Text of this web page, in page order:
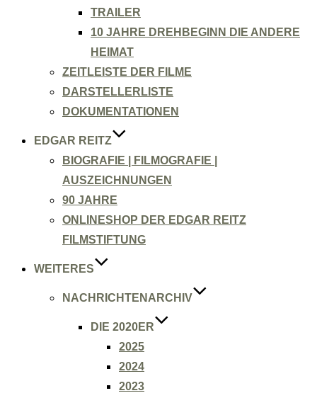
TRAILER
10 JAHRE DREHBEGINN DIE ANDERE
HEIMAT
ZEITLEISTE DER FILME
DARSTELLERLISTE
DOKUMENTATIONEN
EDGAR REITZ
BIOGRAFIE | FILMOGRAFIE |
AUSZEICHNUNGEN
90 JAHRE
ONLINESHOP DER EDGAR REITZ
FILMSTIFTUNG
WEITERES
NACHRICHTENARCHIV
DIE 2020ER
2025
2024
2023